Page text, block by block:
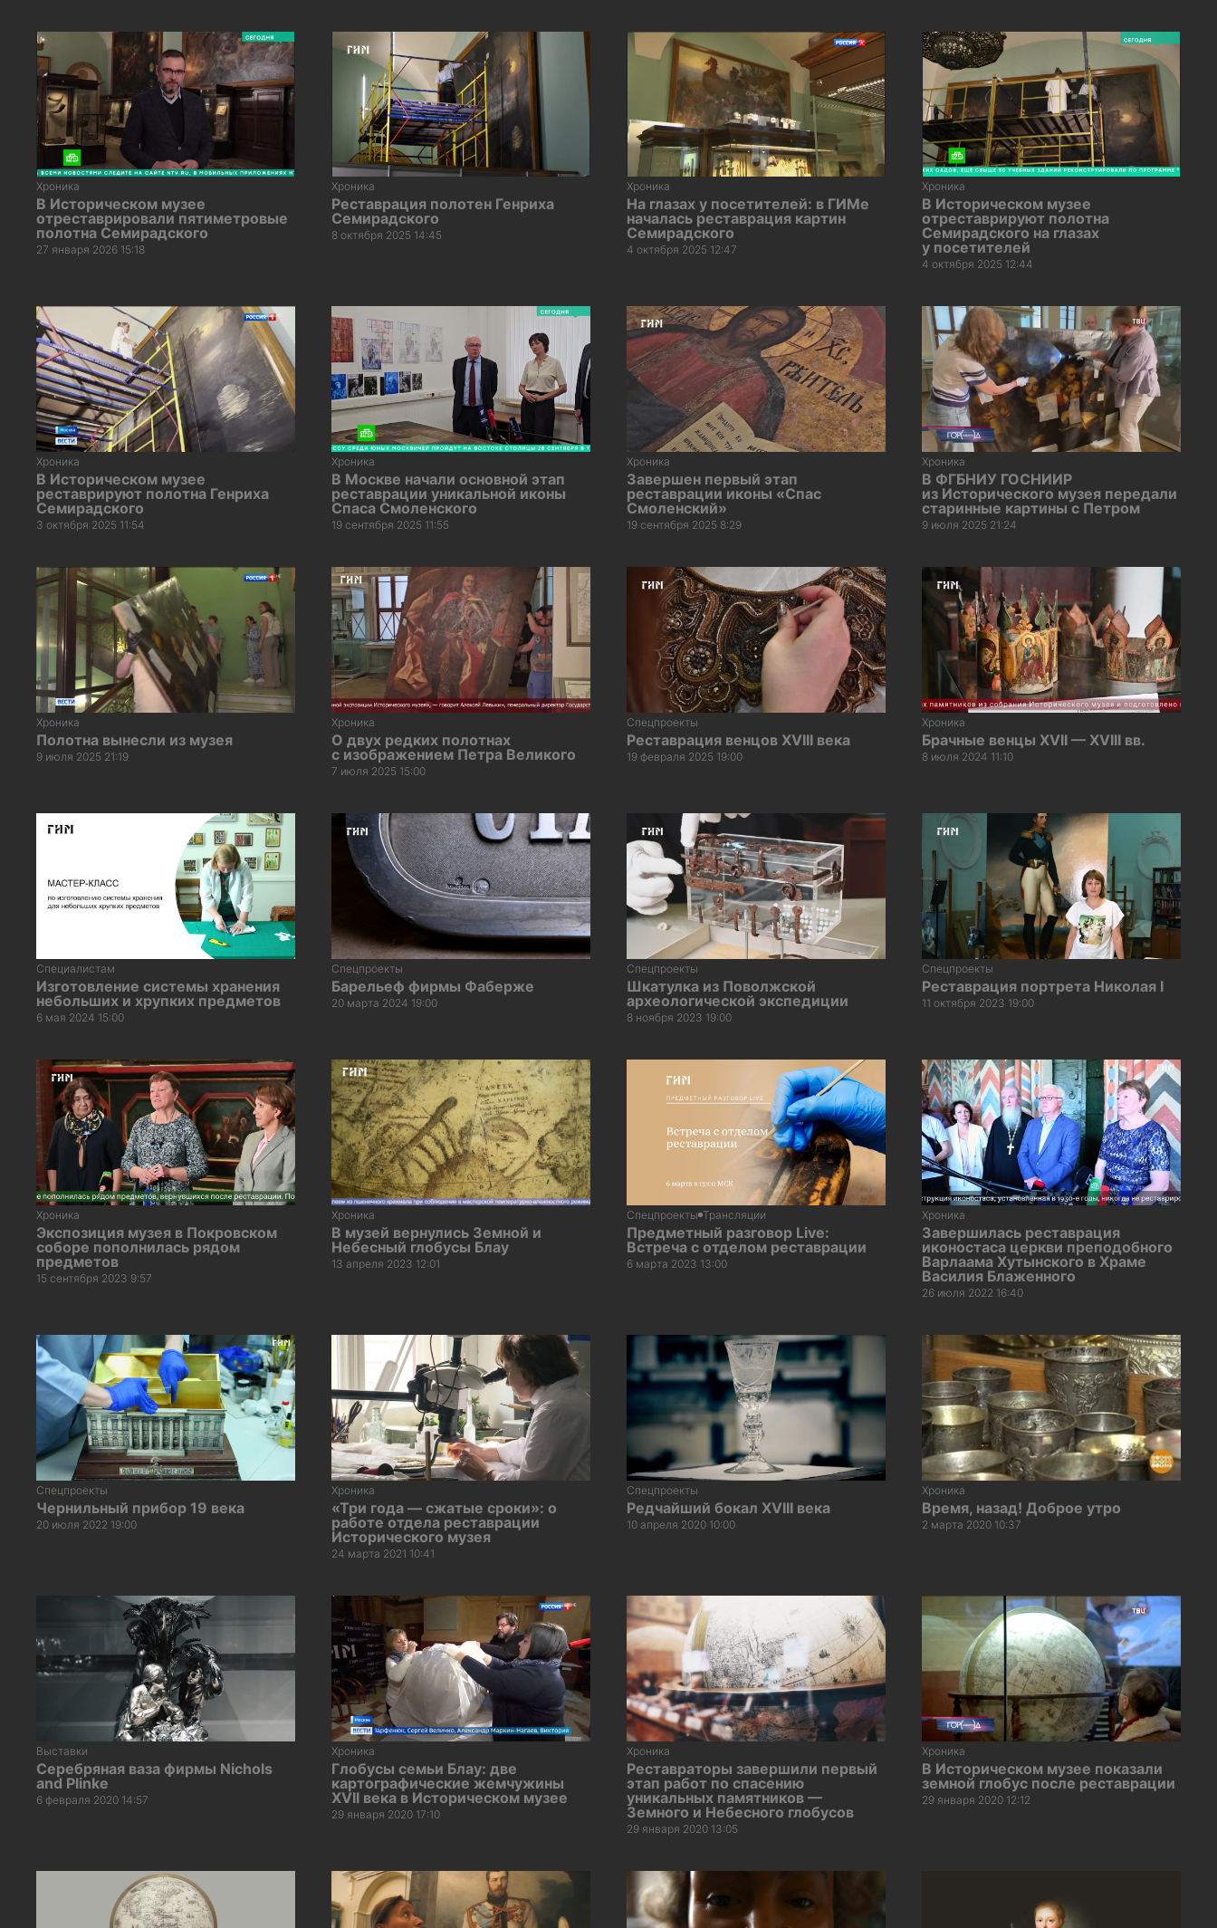
Хроника
В Историческом музее
отреставрировали пятиметровые
полотна Семирадского
27 января 2026 15:18
Хроника
Реставрация полотен Генриха
Семирадского
8 октября 2025 14:45
Хроника
На глазах у посетителей: в ГИМе
началась реставрация картин
Семирадского
4 октября 2025 12:47
Хроника
В Историческом музее
отреставрируют полотна
Семирадского на глазах
у посетителей
4 октября 2025 12:44
Хроника
В Историческом музее
реставрируют полотна Генриха
Семирадского
3 октября 2025 11:54
Хроника
В Москве начали основной этап
реставрации уникальной иконы
Спаса Смоленского
19 сентября 2025 11:55
Хроника
Завершен первый этап
реставрации иконы «Спас
Смоленский»
19 сентября 2025 8:29
Хроника
В ФГБНИУ ГОСНИИР
из Исторического музея передали
старинные картины с Петром
9 июля 2025 21:24
Хроника
Полотна вынесли из музея
9 июля 2025 21:19
Хроника
О двух редких полотнах
с изображением Петра Великого
7 июля 2025 15:00
Спецпроекты
Реставрация венцов XVIII века
19 февраля 2025 19:00
Хроника
Брачные венцы XVII — XVIII вв.
8 июля 2024 11:10
Специалистам
Изготовление системы хранения
небольших и хрупких предметов
6 мая 2024 15:00
Спецпроекты
Барельеф фирмы Фаберже
20 марта 2024 19:00
Спецпроекты
Шкатулка из Поволжской
археологической экспедиции
8 ноября 2023 19:00
Спецпроекты
Реставрация портрета Николая I
11 октября 2023 19:00
Хроника
Экспозиция музея в Покровском
соборе пополнилась рядом
предметов
15 сентября 2023 9:57
Хроника
В музей вернулись Земной и
Небесный глобусы Блау
13 апреля 2023 12:01
Спецпроекты Трансляции
Предметный разговор Live:
Встреча с отделом реставрации
6 марта 2023 13:00
Хроника
Завершилась реставрация
иконостаса церкви преподобного
Варлаама Хутынского в Храме
Василия Блаженного
26 июля 2022 16:40
Спецпроекты
Чернильный прибор 19 века
20 июля 2022 19:00
Хроника
«Три года — сжатые сроки»: о
работе отдела реставрации
Исторического музея
24 марта 2021 10:41
Спецпроекты
Редчайший бокал XVIII века
10 апреля 2020 10:00
Хроника
Время, назад! Доброе утро
2 марта 2020 10:37
Выставки
Серебряная ваза фирмы Nichols
and Plinke
6 февраля 2020 14:57
Хроника
Глобусы семьи Блау: две
картографические жемчужины
XVII века в Историческом музее
29 января 2020 17:10
Хроника
Реставраторы завершили первый
этап работ по спасению
уникальных памятников —
Земного и Небесного глобусов
29 января 2020 13:05
Хроника
В Историческом музее показали
земной глобус после реставрации
29 января 2020 12:12